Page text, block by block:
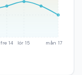
fre 14 lör 15 mån 17